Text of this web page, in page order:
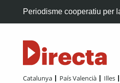
Periodisme cooperatiu per
Catalunya País Valencià Illes